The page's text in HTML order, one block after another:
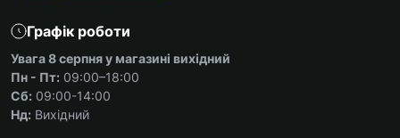
Графік роботи
Увага 8 серпня у магазині вихідний
Пн - Пт: 09:00–18:00
Сб: 09:00-14:00
Нд: Вихідний